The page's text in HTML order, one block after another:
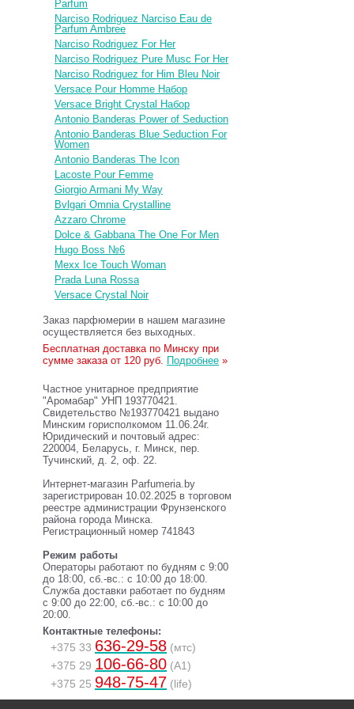
Parfum
Narciso Rodriguez Narciso Eau de
Parfum Ambree
Narciso Rodriguez For Her
Narciso Rodriguez Pure Musc For Her
Narciso Rodriguez for Him Bleu Noir
Versace Pour Homme Набор
Versace Bright Crystal Набор
Antonio Banderas Power of Seduction
Antonio Banderas Blue Seduction For
Women
Antonio Banderas The Icon
Lacoste Pour Femme
Giorgio Armani My Way
Bvlgari Omnia Crystalline
Azzaro Chrome
Dolce & Gabbana The One For Men
Hugo Boss №6
Mexx Ice Touch Woman
Prada Luna Rossa
Versace Crystal Noir
Заказ парфюмерии в нашем магазине
осуществляется без выходных.
Бесплатная доставка по Минску при
сумме заказа от 120 руб. Подробнее »
Частное унитарное предприятие
"Аромабар" УНП 193770421.
Свидетельство №193770421 выдано
Минским горисполкомом 11.06.24г.
Юридический и почтовый адрес:
220004, Беларусь, г. Минск, пер.
Тучинский, д. 2, оф. 22.
Интернет-магазин Parfumeria.by
зарегистрирован 10.02.2025 в торговом
реестре администрации Фрунзенского
района города Минска.
Регистрационный номер 741843
Режим работы
Операторы работают по будням с 9:00
до 18:00, сб.-вс.: с 10:00 до 18:00.
Служба доставки работает по будням
с 9:00 до 22:00, сб.-вс.: с 10:00 до
20:00.
Контактные телефоны:
+375 33 636-29-58 (мтс)
+375 29 106-66-80 (A1)
+375 25 948-75-47 (life)